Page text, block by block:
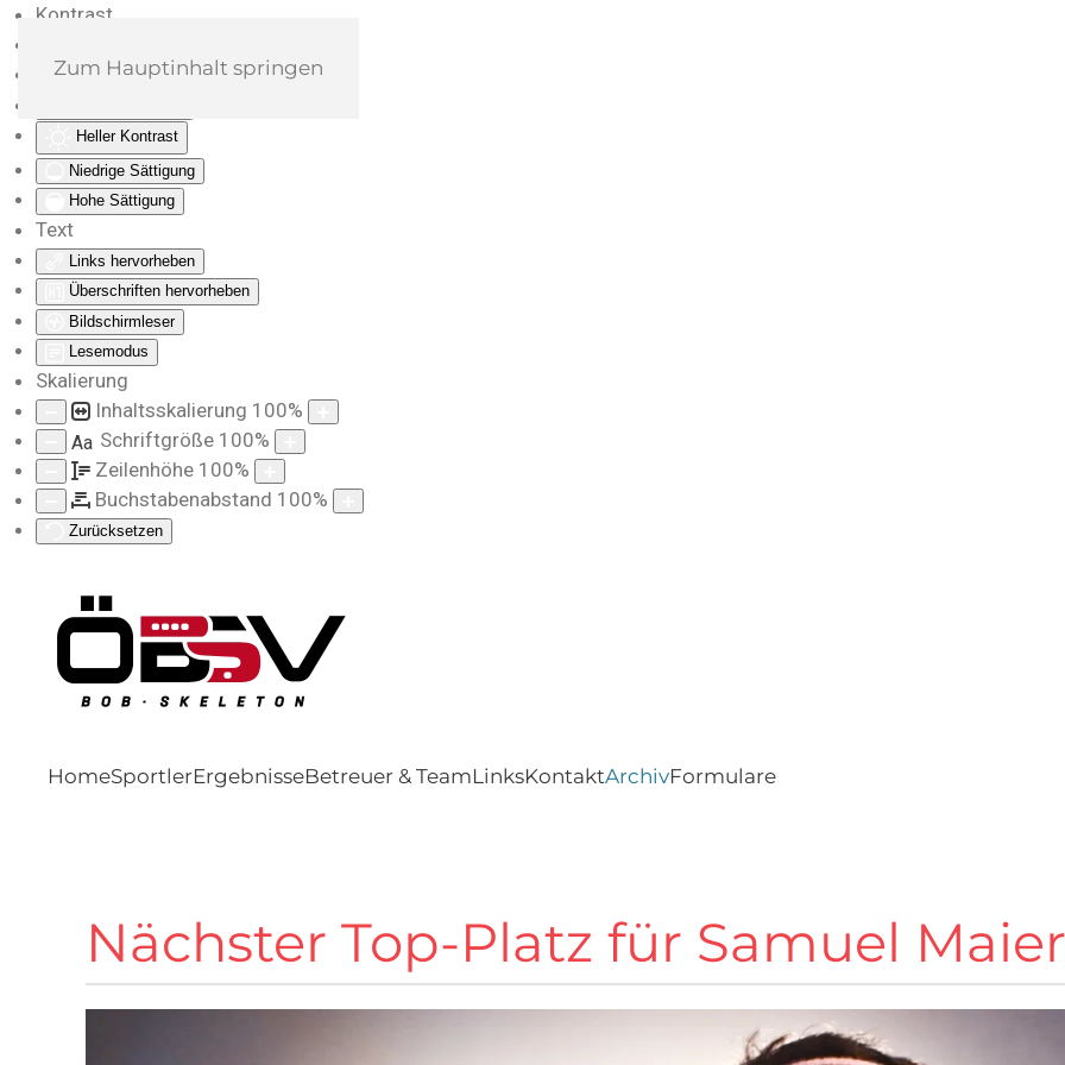
Kontrast
Monochrom
Heller Kontrast
Niedrige Sättigung
Hohe Sättigung
Text
Links hervorheben
Überschriften hervorheben
Bildschirmleser
Lesemodus
Skalierung
Inhaltsskalierung 100%
Aa Schriftgröße 100%
Zeilenhöhe 100%
Buchstabenabstand 100%
Zurücksetzen
Zum Hauptinhalt springen
HomeSportlerErgebnisseBetreuer & TeamLinksKontaktArchivFormulare
Nächster Top-Platz für Samuel Maier